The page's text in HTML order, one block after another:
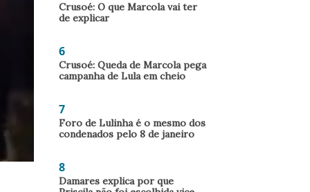
Crusoé: O que Marcola vai ter
de explicar
6
Crusoé: Queda de Marcola pega
campanha de Lula em cheio
7
Foro de Lulinha é o mesmo dos
condenados pelo 8 de janeiro
8
Damares explica por que